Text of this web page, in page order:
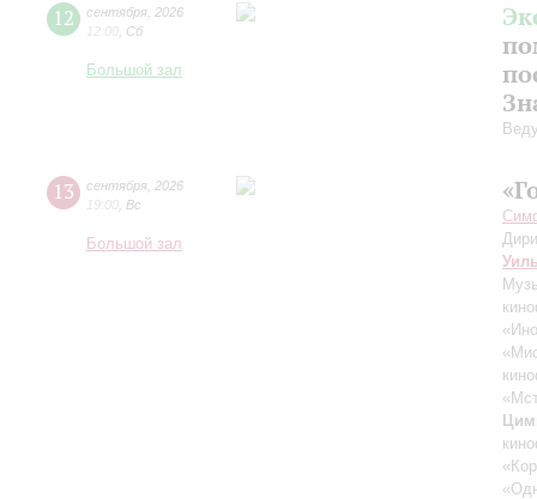
12 сентября 2026
12:00 Сб
Большой зал
13 сентября 2026
19:00 Вс
Большой зал